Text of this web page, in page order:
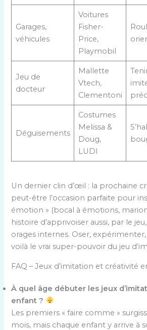
Garages,
véhicules
Voitures
Fisher-
Price,
Playmobil
Jeu de
docteur
Mallette
Vtech,
Clementoni
Déguisements
Costumes
Melissa &
Doug,
LUDI
Un dernier clin d’œil : la prochaine
peut-être l’occasion parfaite pour
émotion » (bocal à émotions,
histoire d’apprivoiser aussi, par le
orages internes. Oser,
voilà le vrai super-pouvoir du jeu
FAQ – Jeux d’imitation et créativité
À quel âge débuter les jeux
enfant ?
Les premiers « faire comme »
mois, mais chaque enfant y arrive à